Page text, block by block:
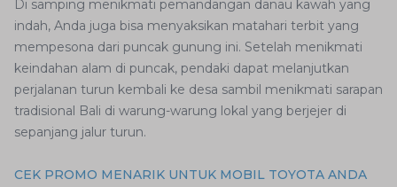
Di samping menikmati pemandangan danau kawah yang
indah, Anda juga bisa menyaksikan matahari terbit yang
mempesona dari puncak gunung ini. Setelah menikmati
keindahan alam di puncak, pendaki dapat melanjutkan
perjalanan turun kembali ke desa sambil menikmati sarapan
tradisional Bali di warung-warung lokal yang berjejer di
sepanjang jalur turun.
CEK PROMO MENARIK UNTUK MOBIL TOYOTA ANDA